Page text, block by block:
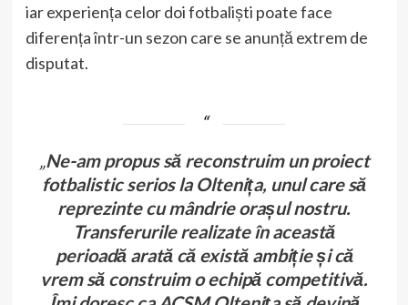
iar experiența celor doi fotbaliști poate face
diferența într-un sezon care se anunță extrem de
disputat.
„Ne-am propus să reconstruim un proiect
fotbalistic serios la Oltenița, unul care să
reprezinte cu mândrie orașul nostru.
Transferurile realizate în această
perioadă arată că există ambiție și că
vrem să construim o echipă competitivă.